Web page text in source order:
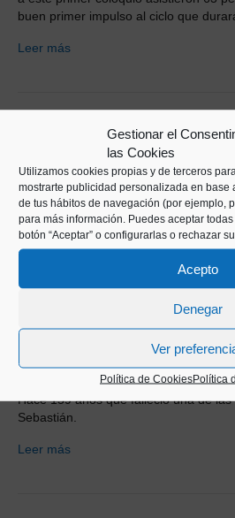
Gestionar el
las Cookies
Utilizamos cookies propias y de terceros
mostrarte publicidad personalizada en base
de tus hábitos de navegación (por ejemplo,
para más información. Puedes aceptar
botón “Aceptar” o configurarlas o rechazar
Acepto
Denegar
Ver
Política de CookiesPolítica
buen primer impulso al ciclo que
Leer más
Hace 159 años que falleció una de
Sebastián.
Leer más